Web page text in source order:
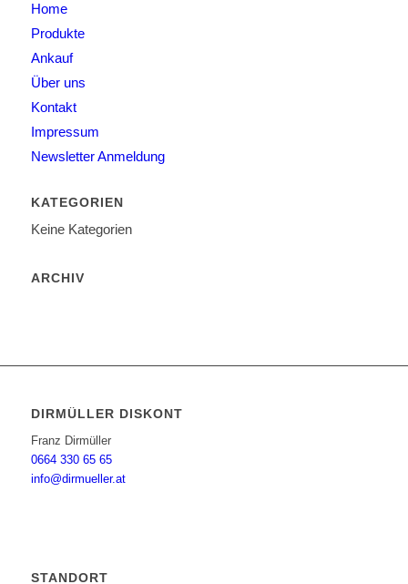
Home
Produkte
Ankauf
Über uns
Kontakt
Impressum
Newsletter Anmeldung
KATEGORIEN
Keine Kategorien
ARCHIV
DIRMÜLLER DISKONT
Franz Dirmüller
0664 330 65 65
info@dirmueller.at
STANDORT